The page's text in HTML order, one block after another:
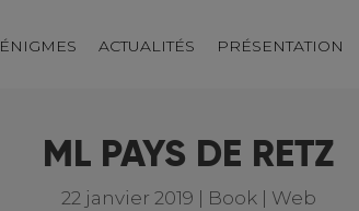
ÉNIGMES ACTUALITÉS PRÉSENTATION
ML PAYS DE RETZ
22 janvier 2019 Book | Web